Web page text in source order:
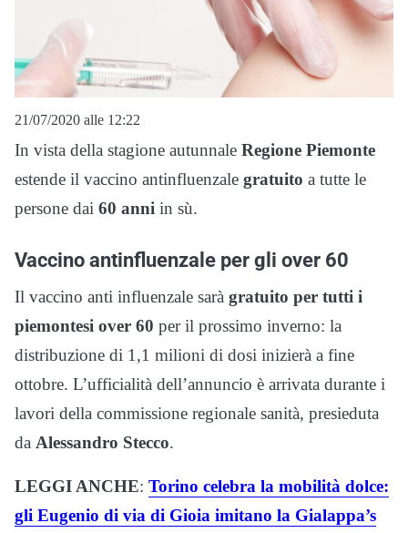
21/07/2020 alle 12:22
In vista della stagione autunnale Regione Piemonte
estende il vaccino antinfluenzale gratuito a tutte le
persone dai 60 anni in sù.
Vaccino antinfluenzale per gli over 60
Il vaccino anti influenzale sarà gratuito per tutti i
piemontesi over 60 per il prossimo inverno: la
distribuzione di 1,1 milioni di dosi inizierà a fine
ottobre. L’ufficialità dell’annuncio è arrivata durante i
lavori della commissione regionale sanità, presieduta
da Alessandro Stecco.
LEGGI ANCHE: Torino celebra la mobilità dolce:
gli Eugenio di via di Gioia imitano la Gialappa’s